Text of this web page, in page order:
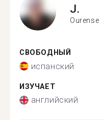
J.
Ourense
СВОБОДНЫЙ
испанский
ИЗУЧАЕТ
английский